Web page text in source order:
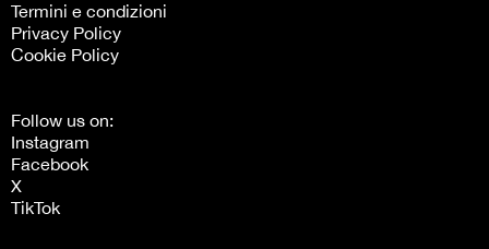
Termini e condizioni
Privacy Policy
Cookie Policy
Follow us on:
Instagram
Facebook
X
TikTok